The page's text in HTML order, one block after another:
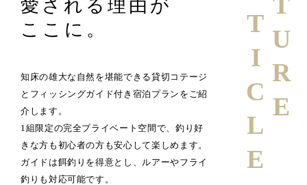
愛される理由が
ここに。
知床の雄大な自然を堪能できる貸切コテージ
とフィッシングガイド付き宿泊プランをご紹
介します。
1組限定の完全プライベート空間で、釣り好
きな方も初心者の方も安心して楽しめます。
ガイドは餌釣りを得意とし、ルアーやフライ
釣りも対応可能です。
ARTICLE